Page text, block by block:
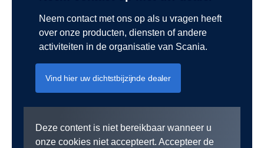
Neem contact met ons op als u vragen heeft
over onze producten, diensten of andere
activiteiten in de organisatie van Scania.
Vind hier uw dichtstbijzijnde dealer
Deze content is niet bereikbaar wanneer u
onze cookies niet accepteert. Accepteer de